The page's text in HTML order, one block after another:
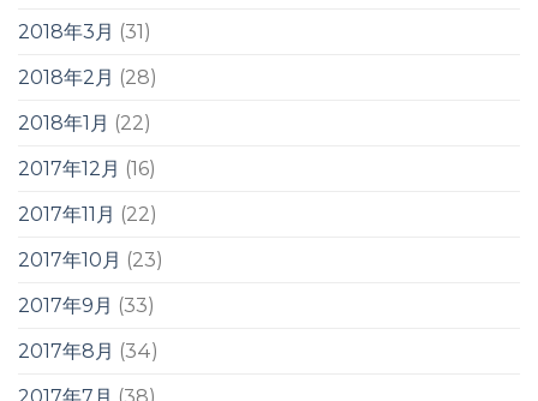
2018年3月 (31)
2018年2月 (28)
2018年1月 (22)
2017年12月 (16)
2017年11月 (22)
2017年10月 (23)
2017年9月 (33)
2017年8月 (34)